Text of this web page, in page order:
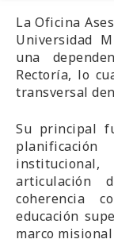
La Oficina
Universidad
una
Rectoría, lo
transversal
Su principal
articulación
coherencia
educación
marco